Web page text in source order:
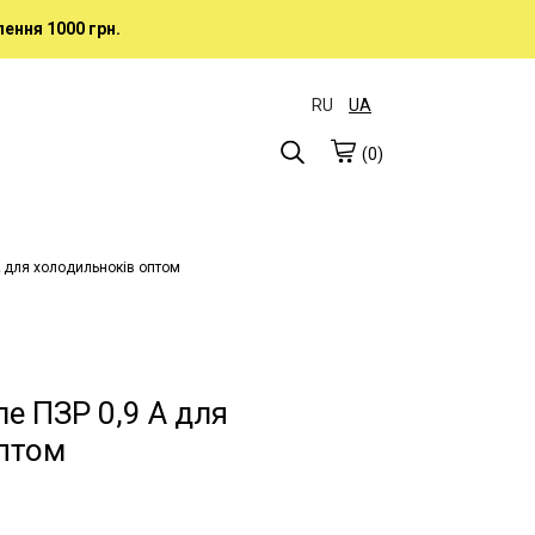
1000 грн.
RU UA
(0)
холодильноків оптом
ПЗР 0,9 А для